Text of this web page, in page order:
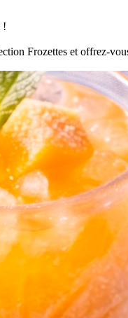
!
Frozettes et offrez-